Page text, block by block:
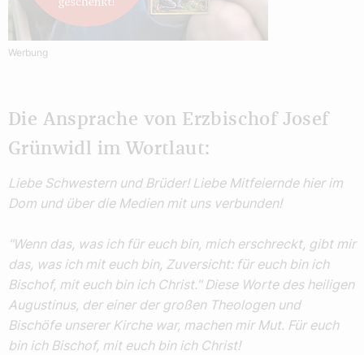
Werbung
Die Ansprache von Erzbischof Josef
Grünwidl im Wortlaut:
Liebe Schwestern und Brüder! Liebe Mitfeiernde hier im
Dom und über die Medien mit uns verbunden!
"Wenn das, was ich für euch bin, mich erschreckt, gibt mir
das, was ich mit euch bin, Zuversicht: für euch bin ich
Bischof, mit euch bin ich Christ." Diese Worte des heiligen
Augustinus, der einer der großen Theologen und
Bischöfe unserer Kirche war, machen mir Mut. Für euch
bin ich Bischof, mit euch bin ich Christ!